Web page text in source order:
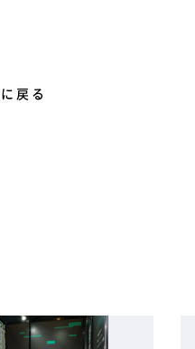
戻る